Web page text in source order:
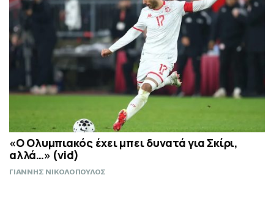
«Ο Ολυμπιακός έχει μπει δυνατά για Σκίρι,
αλλά…» (vid)
ΓΙΑΝΝΗΣ ΝΙΚΟΛΟΠΟΥΛΟΣ